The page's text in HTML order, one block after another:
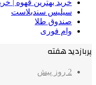
خرید بهترین قهوه |
سیلیس سندبلاست
صندوق طلا
وام فوری
پربازدید هفته
2 روز پیش